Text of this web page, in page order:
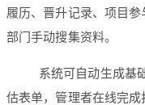
履历、晋升记录、项目
部门手动搜集资料。
系统可自动生成基
估表单，管理者在线完